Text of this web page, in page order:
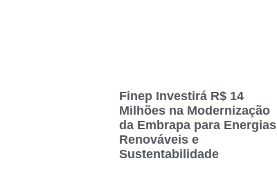
Finep Investirá R$ 14
Milhões na Modernização
da Embrapa para Energias
Renováveis e
Sustentabilidade